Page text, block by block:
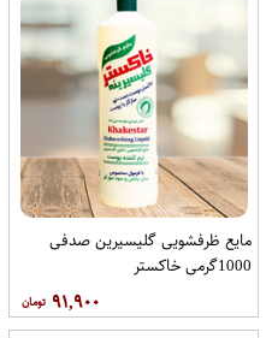
مایع ظرفشویی گلیسیرین صدفی
1000گرمی خاکستر
۹۱,۹۰۰